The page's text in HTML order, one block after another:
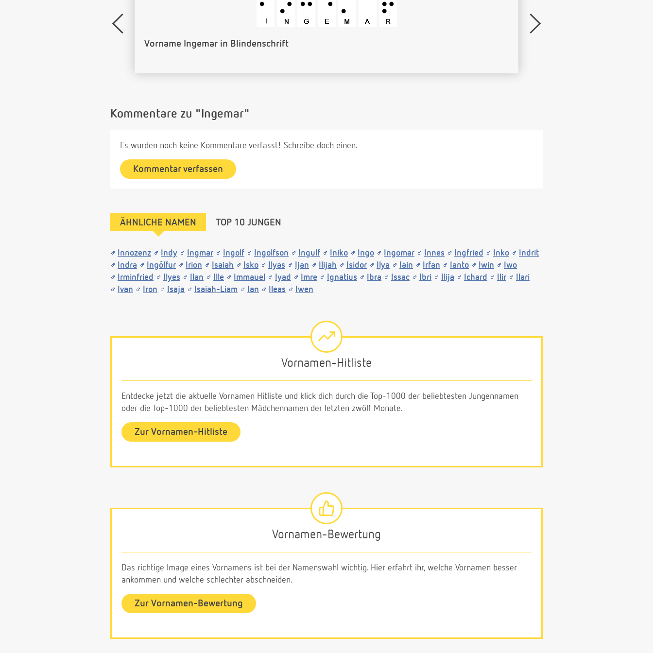
Name Ingemar als Barcode
Kommentare zu "Ingemar"
Es wurden noch keine Kommentare verfasst! Schreibe doch einen.
Kommentar verfassen
ÄHNLICHE NAMEN TOP 10 JUNGEN
Innozenz Indy Ingmar Ingolf Ingolfson Ingulf Iniko Ingo Ingomar Innes Ingfried Inko
Indrit
Indra
Ingólfur Irion Isaiah Isko Ilyas Ijan Ilijah Isidor Ilya Iain Irfan Ianto Iwin
Iwo
Irminfried
Ilyes Ilan Ille Immauel Iyad Imre Ignatius Ibra Issac Ibri Ilija Ichard Ilir
Ilari
Ivan
Iron Isaja Isaiah-Liam Ian Ileas Iwen
Vornamen-Hitliste
Entdecke jetzt die aktuelle Vornamen Hitliste und klick dich durch die Top-1000 der beliebtesten Jungennamen
oder die Top-1000 der beliebtesten Mädchennamen der letzten zwölf Monate.
Zur Vornamen-Hitliste
Vornamen-Bewertung
Das richtige Image eines Vornamens ist bei der Namenswahl wichtig. Hier erfahrt ihr, welche Vornamen besser
ankommen und welche schlechter abschneiden.
Zur Vornamen-Bewertung